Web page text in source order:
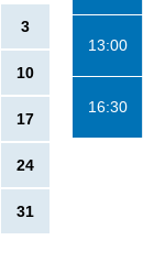
3
10
17
24
31
13:00
16:30